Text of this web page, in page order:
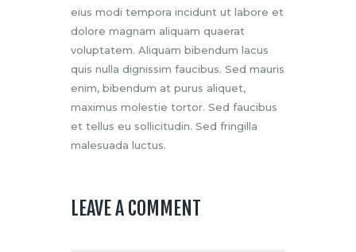
eius modi tempora incidunt ut labore et
dolore magnam aliquam quaerat
voluptatem. Aliquam bibendum lacus
quis nulla dignissim faucibus. Sed mauris
enim, bibendum at purus aliquet,
maximus molestie tortor. Sed faucibus
et tellus eu sollicitudin. Sed fringilla
malesuada luctus.
LEAVE A COMMENT